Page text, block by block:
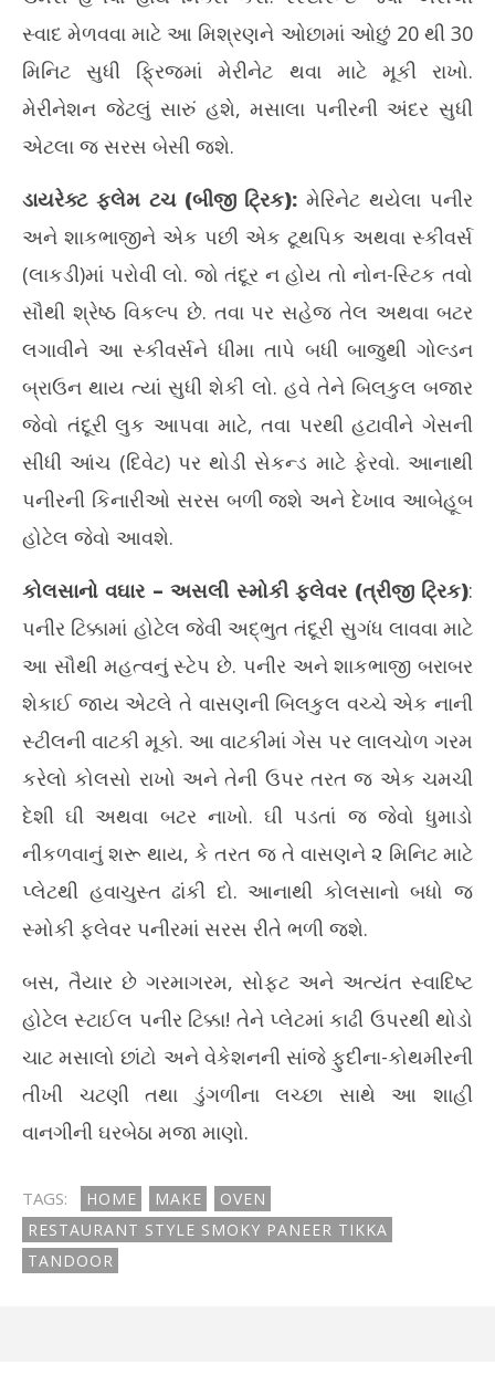
સ્વાદ મેળવવા માટે આ મિશ્રણને ઓછામાં ઓછું 20 થી 30
મિનિટ સુધી ફ્રિજમાં મેરીનેટ થવા માટે મૂકી રાખો.
મેરીનેશન જેટલું સારું હશે, મસાલા પનીરની અંદર સુધી
એટલા જ સરસ બેસી જશે.
ડાયરેક્ટ ફ્લેમ ટચ (બીજી ટ્રિક): મેરિનેટ થયેલા પનીર
અને શાકભાજીને એક પછી એક ટૂથપિક અથવા સ્કીવર્સ
(લાકડી)માં પરોવી લો. જો તંદૂર ન હોય તો નોન-સ્ટિક તવો
સૌથી શ્રેષ્ઠ વિકલ્પ છે. તવા પર સહેજ તેલ અથવા બટર
લગાવીને આ સ્કીવર્સને ધીમા તાપે બધી બાજુથી ગોલ્ડન
બ્રાઉન થાય ત્યાં સુધી શેકી લો. હવે તેને બિલકુલ બજાર
જેવો તંદૂરી લુક આપવા માટે, તવા પરથી હટાવીને ગેસની
સીધી આંચ (દિવેટ) પર થોડી સેકન્ડ માટે ફેરવો. આનાથી
પનીરની કિનારીઓ સરસ બળી જશે અને દેખાવ આબેહૂબ
હોટેલ જેવો આવશે.
કોલસાનો વઘાર – અસલી સ્મોકી ફ્લેવર (ત્રીજી ટ્રિક):
પનીર ટિક્કામાં હોટેલ જેવી અદ્ભુત તંદૂરી સુગંધ લાવવા માટે
આ સૌથી મહત્વનું સ્ટેપ છે. પનીર અને શાકભાજી બરાબર
શેકાઈ જાય એટલે તે વાસણની બિલકુલ વચ્ચે એક નાની
સ્ટીલની વાટકી મૂકો. આ વાટકીમાં ગેસ પર લાલચોળ ગરમ
કરેલો કોલસો રાખો અને તેની ઉપર તરત જ એક ચમચી
દેશી ઘી અથવા બટર નાખો. ઘી પડતાં જ જેવો ધુમાડો
નીકળવાનું શરૂ થાય, કે તરત જ તે વાસણને ૨ મિનિટ માટે
પ્લેટથી હવાચુસ્ત ઢાંકી દો. આનાથી કોલસાનો બધો જ
સ્મોકી ફ્લેવર પનીરમાં સરસ રીતે ભળી જશે.
બસ, તૈયાર છે ગરમાગરમ, સોફ્ટ અને અત્યંત સ્વાદિષ્ટ
હોટેલ સ્ટાઈલ પનીર ટિક્કા! તેને પ્લેટમાં કાઢી ઉપરથી થોડો
ચાટ મસાલો છાંટો અને વેકેશનની સાંજે ફુદીના-કોથમીરની
તીખી ચટણી તથા ડુંગળીના લચ્છા સાથે આ શાહી
વાનગીની ઘરબેઠા મજા માણો.
TAGS: HOME MAKE
OVEN
RESTAURANT STYLE SMOKY PANEER TIKKA
TANDOOR